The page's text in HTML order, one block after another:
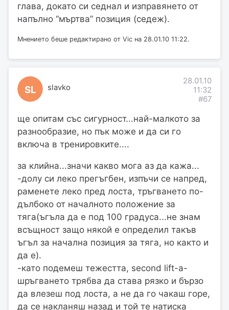
глава, докато си седнал и изправянето от
напълно “мъртва” позиция (седеж).
Мнението беше редактирано от Vic на 28.01.10 11:22.
SL slavko
28.01.10
11:32
#67
ще опитам със сигурност...най-малкото за
разнообразие, но пък може и да си го
включа в тренировките....
за клийна...значи какво мога аз да кажа...
-долу си леко прегъгбен, изпъчи се напред,
раменете леко пред лоста, тръгването по-
дълбоко от началното положение за
тяга(ъгъла да е под 100 градуса...не знам
всъщност защо някой е определил такъв
ъгъл за начална позиция за тяга, но както и
да е).
-като подемеш тежестта, second lift-а-
шръгването трябва да става рязко и бързо
да влезеш под лоста, а не да го чакаш горе,
да се накланяш назад и той те натиска